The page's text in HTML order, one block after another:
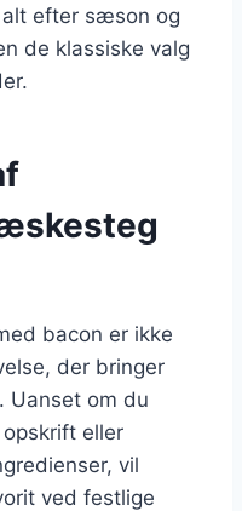
alt efter sæson og
de klassiske valg
bacon er ikke
der bringer
Uanset om du
eller
vil
ved festlige